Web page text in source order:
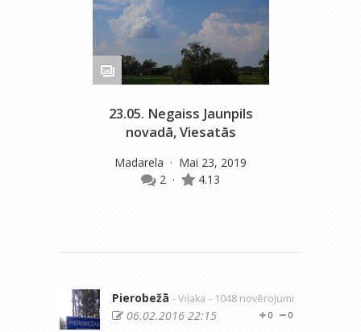
23.05. Negaiss Jaunpils
novadā, Viesatās
Madarela · Mai 23, 2019
2 · 4.13
Pierobežā - Viļaka - 1048 novērojumi
0
0
06.02.2016 22:15